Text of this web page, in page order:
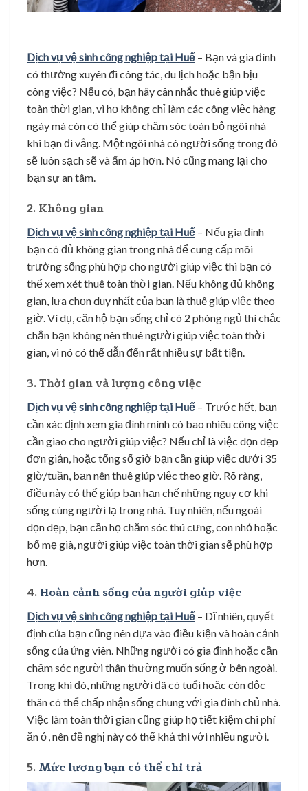
Dịch vụ vệ sinh công nghiệp tại Huế – Bạn và gia đình
có thường xuyên đi công tác, du lịch hoặc bận bịu
công việc? Nếu có, bạn hãy cân nhắc thuê giúp việc
toàn thời gian, vì họ không chỉ làm các công việc hàng
ngày mà còn có thể giúp chăm sóc toàn bộ ngôi nhà
khi bạn đi vắng. Một ngôi nhà có người sống trong đó
sẽ luôn sạch sẽ và ấm áp hơn. Nó cũng mang lại cho
bạn sự an tâm.
2. Không gian
Dịch vụ vệ sinh công nghiệp tại Huế – Nếu gia đình
bạn có đủ không gian trong nhà để cung cấp môi
trường sống phù hợp cho người giúp việc thì bạn có
thể xem xét thuê toàn thời gian. Nếu không đủ không
gian, lựa chọn duy nhất của bạn là thuê giúp việc theo
giờ. Ví dụ, căn hộ bạn sống chỉ có 2 phòng ngủ thì chắc
chắn bạn không nên thuê người giúp việc toàn thời
gian, vì nó có thể dẫn đến rất nhiều sự bất tiện.
3. Thời gian và lượng công việc
Dịch vụ vệ sinh công nghiệp tại Huế – Trước hết, bạn
cần xác định xem gia đình mình có bao nhiêu công việc
cần giao cho người giúp việc? Nếu chỉ là việc dọn dẹp
đơn giản, hoặc tổng số giờ bạn cần giúp việc dưới 35
giờ/tuần, bạn nên thuê giúp việc theo giờ. Rõ ràng,
điều này có thể giúp bạn hạn chế những nguy cơ khi
sống cùng người lạ trong nhà. Tuy nhiên, nếu ngoài
dọn dẹp, bạn cần họ chăm sóc thú cưng, con nhỏ hoặc
bố mẹ già, người giúp việc toàn thời gian sẽ phù hợp
hơn.
4.Hoàn cảnh sống của người giúp việc
Dịch vụ vệ sinh công nghiệp tại Huế – Dĩ nhiên, quyết
định của bạn cũng nên dựa vào điều kiện và hoàn cảnh
sống của ứng viên. Những người có gia đình hoặc cần
chăm sóc người thân thường muốn sống ở bên ngoài.
Trong khi đó, những người đã có tuổi hoặc còn độc
thân có thể chấp nhận sống chung với gia đình chủ nhà.
Việc làm toàn thời gian cũng giúp họ tiết kiệm chi phí
ăn ở, nên đề nghị này có thể khả thi với nhiều người.
5.Mức lương bạn có thể chi trả